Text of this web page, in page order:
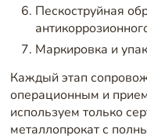
Пескоструйная
Маркировка и
Каждый этап
операционным и
используем только
металлопрокат с